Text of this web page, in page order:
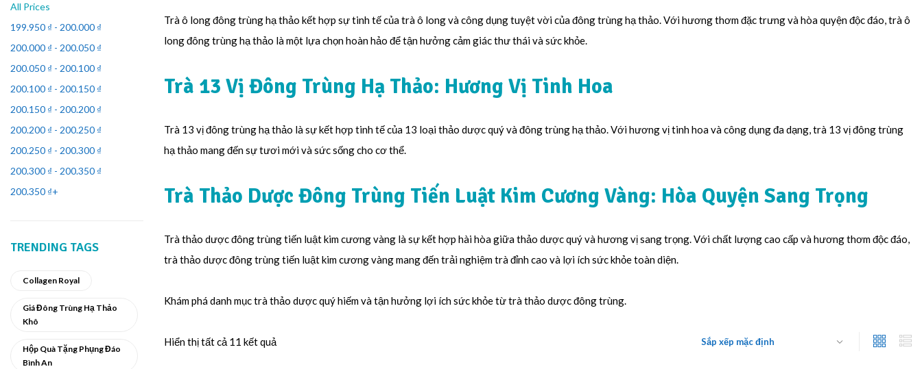
All Prices
199.950 ₫ - 200.000 ₫
200.000 ₫ - 200.050 ₫
200.050 ₫ - 200.100 ₫
200.100 ₫ - 200.150 ₫
200.150 ₫ - 200.200 ₫
200.200 ₫ - 200.250 ₫
200.250 ₫ - 200.300 ₫
200.300 ₫ - 200.350 ₫
200.350 ₫+
TRENDING TAGS
Collagen Royal
Giá Đông Trùng Hạ Thảo
Khô
Hộp Quà Tặng Phụng Đáo
Bình An
Trà ô long đông trùng hạ thảo kết hợp sự tinh tế của trà ô long và công dụng tuyệt vời của đông trùng hạ thảo. Với hương thơm đặc trưng và hòa quyện độc đáo, trà ô
long đông trùng hạ thảo là một lựa chọn hoàn hảo để tận hưởng cảm giác thư thái và sức khỏe.
Trà 13 Vị Đông Trùng Hạ Thảo: Hương Vị Tinh Hoa
Trà 13 vị đông trùng hạ thảo là sự kết hợp tinh tế của 13 loại thảo dược quý và đông trùng hạ thảo. Với hương vị tinh hoa và công dụng đa dạng, trà 13 vị đông trùng
hạ thảo mang đến sự tươi mới và sức sống cho cơ thể.
Trà Thảo Dược Đông Trùng Tiến Luật Kim Cương Vàng: Hòa Quyện Sang Trọng
Trà thảo dược đông trùng tiến luật kim cương vàng là sự kết hợp hài hòa giữa thảo dược quý và hương vị sang trọng. Với chất lượng cao cấp và hương thơm độc đáo,
trà thảo dược đông trùng tiến luật kim cương vàng mang đến trải nghiệm trà đỉnh cao và lợi ích sức khỏe toàn diện.
Khám phá danh mục trà thảo dược quý hiếm và tận hưởng lợi ích sức khỏe từ trà thảo dược đông trùng.
Hiển thị tất cả 11 kết quả